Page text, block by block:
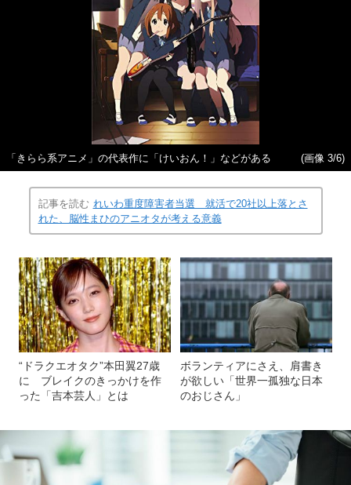
「きらら系アニメ」の代表作に「けいおん！」などがある (画像 3/6)
記事を読む れいわ重度障害者当選 就活で20社以上落とさ
れた、脳性まひのアニオタが考える意義
“ドラクエオタク”本田翼27歳
に ブレイクのきっかけを作
った「吉本芸人」とは
ボランティアにさえ、肩書き
が欲しい「世界一孤独な日本
のおじさん」